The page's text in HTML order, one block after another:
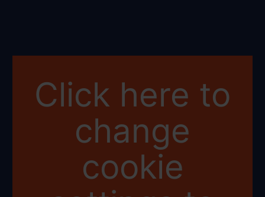
Click here to
change
cookie